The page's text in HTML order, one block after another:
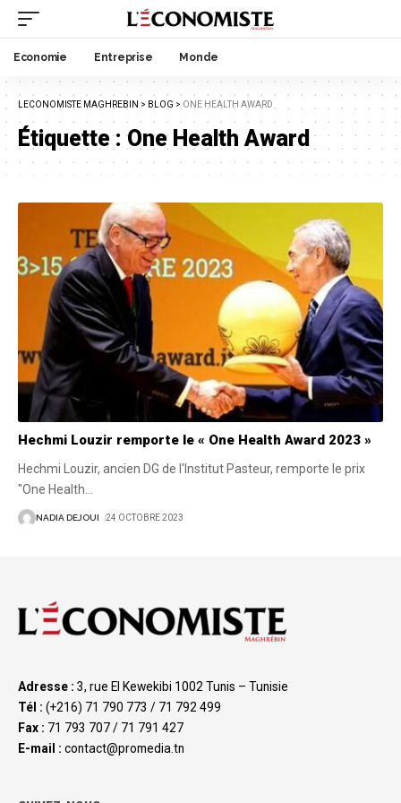
Economie Entreprise Monde
LECONOMISTE MAGHREBIN > BLOG > ONE HEALTH AWARD
Étiquette :One Health Award
Hechmi Louzir remporte le « One Health Award 2023 »
Hechmi Louzir, ancien DG de l'Institut Pasteur, remporte le prix
"One Health
NADIA DEJOUI 24 OCTOBRE 2023
Adresse : 3, rue El Kewekibi 1002 Tunis – Tunisie
Tél : (+216) 71 790 773 / 71 792 499
Fax : 71 793 707 / 71 791 427
E-mail : contact@promedia.tn